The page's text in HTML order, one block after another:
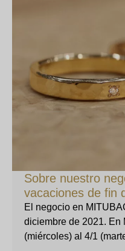
Sobre nuestro
vacaciones de fin
El negocio en
diciembre de 2021. En
(miércoles) al 4/1